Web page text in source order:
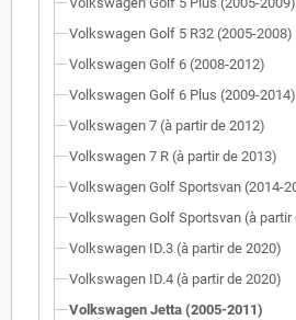
Volkswagen Golf 5 R32 (2005-2008)
Volkswagen Golf 6 (2008-2012)
Volkswagen Golf 6 Plus (2009-2014)
Volkswagen 7 (à partir de 2012)
Volkswagen 7 R (à partir de 2013)
Volkswagen Golf Sportsvan (2014-
Volkswagen Golf Sportsvan (à partir
Volkswagen ID.3 (à partir de 2020)
Volkswagen ID.4 (à partir de 2020)
Volkswagen Jetta (2005-2011)